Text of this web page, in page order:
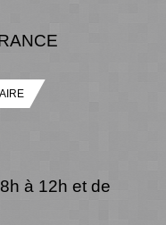
à 12h et de